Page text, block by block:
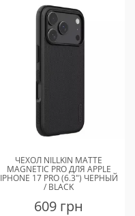
ЧЕХОЛ NILLKIN MATTE
MAGNETIC PRO ДЛЯ APPLE
IPHONE 17 PRO (6.3") ЧЕРНЫЙ
/ BLACK
609 грн